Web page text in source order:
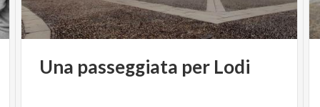
Una passeggiata per Lodi